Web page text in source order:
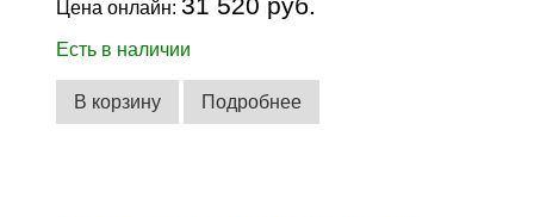
Цена онлайн:31 520 руб.
Есть в наличии
В корзину Подробнее